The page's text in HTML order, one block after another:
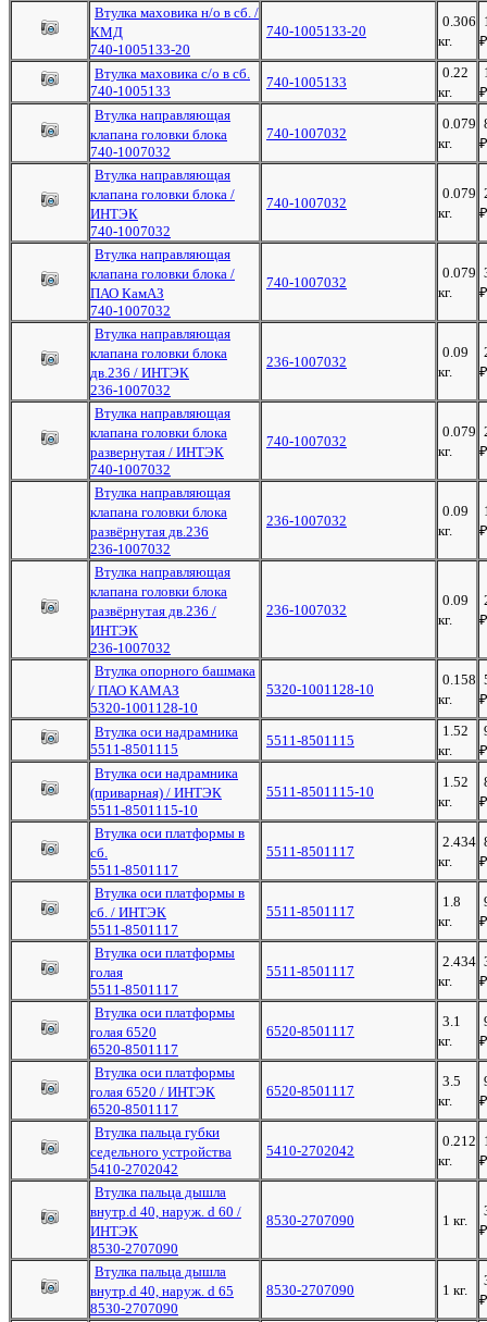
Втулка маховика н/о в сб. /
КМД
740-1005133-20
740-1005133-20
0.306
кг.
₽
Втулка маховика с/о в сб.
740-1005133
740-1005133
0.22
кг.
₽
Втулка направляющая
клапана головки блока
740-1007032
740-1007032
0.079
кг.
₽
Втулка направляющая
клапана головки блока /
ИНТЭК
740-1007032
740-1007032
0.079
кг.
₽
Втулка направляющая
клапана головки блока /
ПАО КамАЗ
740-1007032
740-1007032
0.079
кг.
₽
Втулка направляющая
клапана головки блока
дв.236 / ИНТЭК
236-1007032
236-1007032
0.09
кг.
₽
Втулка направляющая
клапана головки блока
развернутая / ИНТЭК
740-1007032
740-1007032
0.079
кг.
₽
Втулка направляющая
клапана головки блока
развёрнутая дв.236
236-1007032
236-1007032
0.09
кг.
₽
Втулка направляющая
клапана головки блока
развёрнутая дв.236 /
ИНТЭК
236-1007032
236-1007032
0.09
кг.
₽
Втулка опорного башмака
/ ПАО КАМАЗ
5320-1001128-10
5320-1001128-10
0.158
кг.
₽
Втулка оси надрамника
5511-8501115
5511-8501115
1.52
кг.
₽
Втулка оси надрамника
(приварная) / ИНТЭК
5511-8501115-10
5511-8501115-10
1.52
кг.
₽
Втулка оси платформы в
сб.
5511-8501117
5511-8501117
2.434
кг.
₽
Втулка оси платформы в
сб. / ИНТЭК
5511-8501117
5511-8501117
1.8
кг.
₽
Втулка оси платформы
голая
5511-8501117
5511-8501117
2.434
кг.
₽
Втулка оси платформы
голая 6520
6520-8501117
6520-8501117
3.1
кг.
₽
Втулка оси платформы
голая 6520 / ИНТЭК
6520-8501117
6520-8501117
3.5
кг.
₽
Втулка пальца губки
седельного устройства
5410-2702042
5410-2702042
0.212
кг.
₽
Втулка пальца дышла
внутр.d 40, наруж. d 60 /
ИНТЭК
8530-2707090
8530-2707090 1 кг.
₽
Втулка пальца дышла
внутр.d 40, наруж. d 65
8530-2707090
8530-2707090 1 кг.
₽